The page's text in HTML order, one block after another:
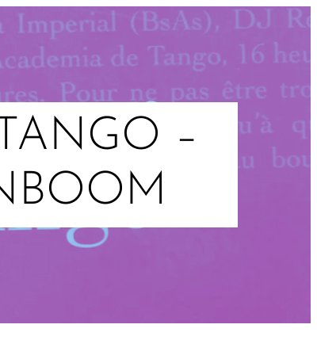
–